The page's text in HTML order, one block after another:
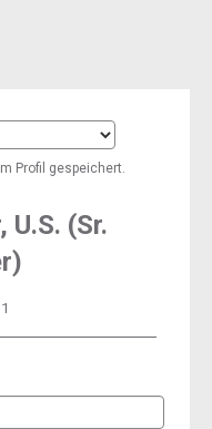
Profil gespeichert.
U.S. (Sr.